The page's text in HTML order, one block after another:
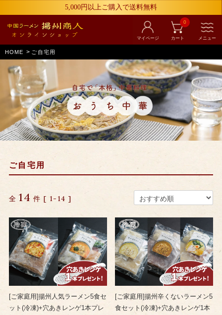
5,000円以上ご購入で送料無料
マイページ
0
カート メニュー
HOME > ご自宅用
ご自宅用
全 14 件 [ 1-14 ]
[ご家庭用]揚州人気ラーメン5食セ
ット(冷凍)+穴あきレンゲ1本プレ
[ご家庭用]揚州辛くないラーメン5
食セット(冷凍)+穴あきレンゲ1本